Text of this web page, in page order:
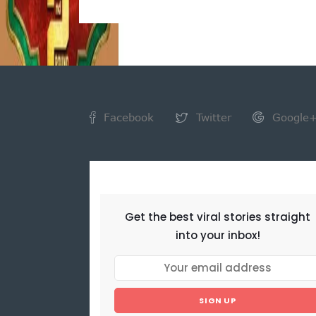
Facebook Twitter Google+
Get the best viral stories straight
into your inbox!
SIGN UP